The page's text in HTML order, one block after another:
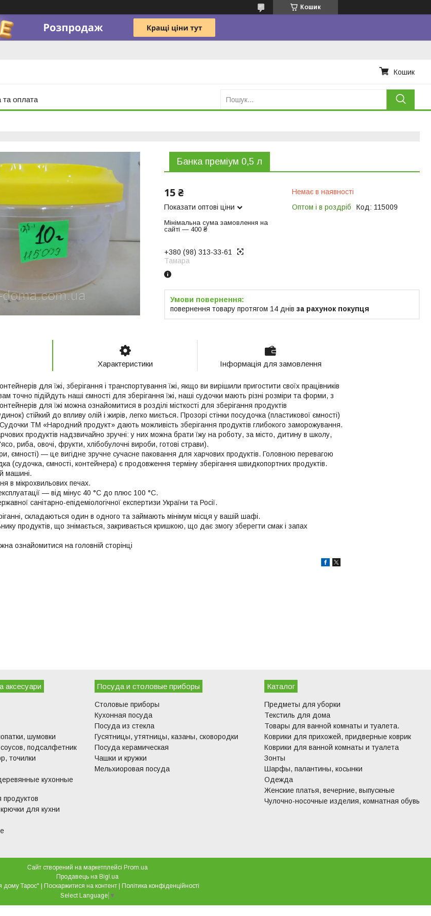
Кошик
Кошик
та оплата
Банка преміум 0,5 л
15 ₴
Показати оптові ціни
Мінімальна сума замовлення на
сайті — 400 ₴
Немає в наявності
Оптом і в роздріб
Код: 115009
+380 (98) 313-33-61
Тамара
повернення товару протягом 14 днів за рахунок покупця
Характеристики Інформація для замовлення
для їжі, зберігання і транспортування їжі, якщо ви вирішили пригостити своїх працівників
точно підійдуть наші ємності для зберігання їжі, наші судочки мають різні розміри та форми, з
для їжі можна ознайомитися в розділі місткості для зберігання продуктів
стійкий до впливу олій і жирів, легко миється. Прозорі стінки посудочка (пластикової ємності)
ТМ «Народний продукт» дають можливість зберігання продуктів глибокого заморожування.
продуктів надзвичайно зручні: у них можна брати їжу на роботу, за місто, дитину в школу,
риба, овочі, фрукти, хлібобулочні вироби, готові страви).
ємності) — це вигідне зручне сучасне паковання для харчових продуктів. Головною перевагою
(судочка, ємності, контейнера) є продовження терміну зберігання швидкопортних продуктів.
машині.
в мікрохвильових печах.
— від мінус 40 °C до плюс 100 °C.
санітарно-епідеміологічної експертизи України та Росії.
складаються один в одного та займають мінімум місця у вашій шафі.
продуктів, що знімається, закривається кришкою, що дає змогу зберегти смак і запах
ознайомитися на головній сторінці
аксесуари
шумовки
подсалфетник
точилки
кухонные
для кухни
Посуда и столовые приборы
Столовые приборы
Кухонная посуда
Посуда из стекла
Гусятницы, утятницы, казаны, сковородки
Посуда керамическая
Чашки и кружки
Мельхиоровая посуда
Каталог
Предметы для уборки
Текстиль для дома
Товары для ванной комнаты и туалета.
Коврики для прихожей, придверные коврик
Коврики для ванной комнаты и туалета
Зонты
Шарфы, палантины, косынки
Одежда
Женские платья, вечерние, выпускные
Чулочно-носочные изделия, комнатная обувь
Сайт створений на маркетплейсі Prom.ua
Продавець на Bigl.ua
Поскаржитися на контент
Політика конфіденційності
Select Language ▼